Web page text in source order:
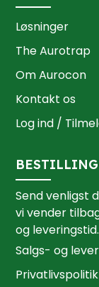
Løsninger
The Aurotrap
Om Aurocon
Kontakt os
Log ind /
Send venligst
vi vender
og leveringstid.
Salgs- og
Privatlivspolitik